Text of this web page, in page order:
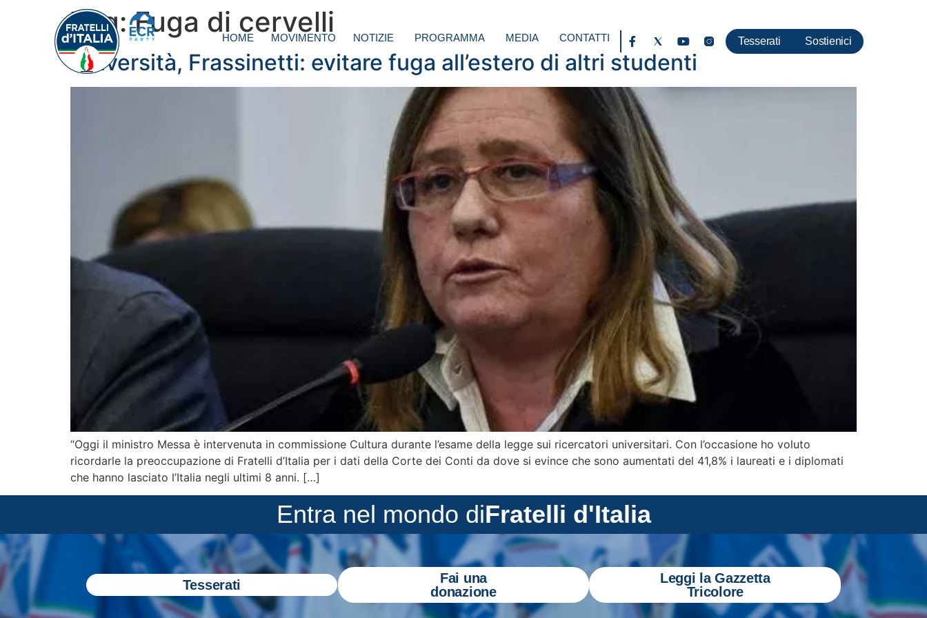
HOME MOVIMENTO NOTIZIE PROGRAMMA MEDIA CONTATTI Tesserati Sostienici
Tag:Fuga di cervelli
Università, Frassinetti: evitare fuga all’estero di altri studenti
“Oggi il ministro Messa è intervenuta in commissione Cultura durante l’esame della legge sui ricercatori universitari. Con l’occasione ho voluto
ricordarle la preoccupazione di Fratelli d’Italia per i dati della Corte dei Conti da dove si evince che sono aumentati del 41,8% i laureati e i diplomati
che hanno lasciato l’Italia negli ultimi 8 anni. […]
Entra nel mondo diFratelli d'Italia
Tesserati
Fai una
donazione
Leggi la Gazzetta
Tricolore